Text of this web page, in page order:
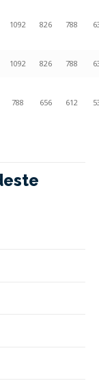
1092 826 788
1092 826 788
788 656 612